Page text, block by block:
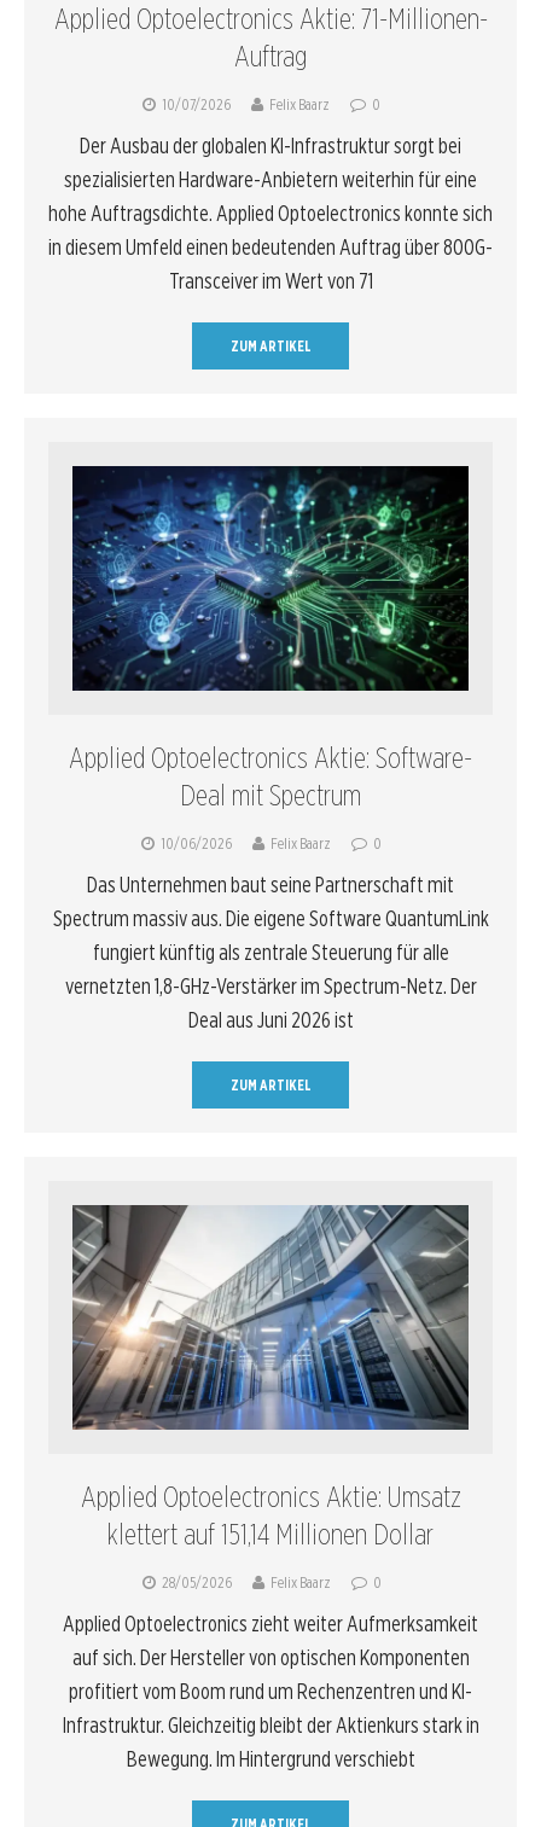
Applied Optoelectronics Aktie: 71-Millionen-
Auftrag
10/07/2026 Felix Baarz 0
Der Ausbau der globalen KI-Infrastruktur sorgt bei
spezialisierten Hardware-Anbietern weiterhin für eine
hohe Auftragsdichte. Applied Optoelectronics konnte sich
in diesem Umfeld einen bedeutenden Auftrag über 800G-
Transceiver im Wert von 71
ZUM ARTIKEL
Applied Optoelectronics Aktie: Software-
Deal mit Spectrum
10/06/2026 Felix Baarz 0
Das Unternehmen baut seine Partnerschaft mit
Spectrum massiv aus. Die eigene Software QuantumLink
fungiert künftig als zentrale Steuerung für alle
vernetzten 1,8-GHz-Verstärker im Spectrum-Netz. Der
Deal aus Juni 2026 ist
ZUM ARTIKEL
Applied Optoelectronics Aktie: Umsatz
klettert auf 151,14 Millionen Dollar
28/05/2026 Felix Baarz 0
Applied Optoelectronics zieht weiter Aufmerksamkeit
auf sich. Der Hersteller von optischen Komponenten
profitiert vom Boom rund um Rechenzentren und KI-
Infrastruktur. Gleichzeitig bleibt der Aktienkurs stark in
Bewegung. Im Hintergrund verschiebt